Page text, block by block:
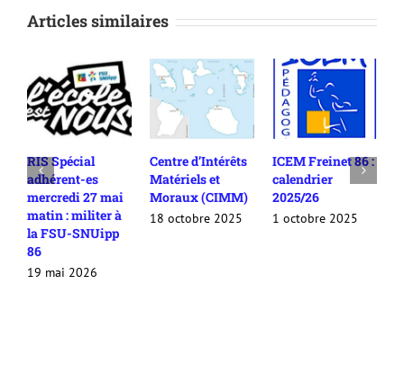
Articles similaires
es
27 mai
militer à
SNUipp
Centre d’Intérêts
Matériels et
Moraux (CIMM)
18 octobre 2025
ICEM Freinet 86 :
calendrier
2025/26
1 octobre 2025
Le congrès
national
Poitiers !